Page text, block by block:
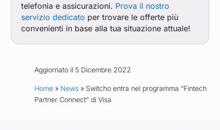
telefonia e assicurazioni. Prova il nostro
servizio dedicato per trovare le offerte più
convenienti in base alla tua situazione attuale!
Aggiornato il 5 Dicembre 2022
Home» News» Switcho entra nel programma “Fintech
Partner Connect” di Visa